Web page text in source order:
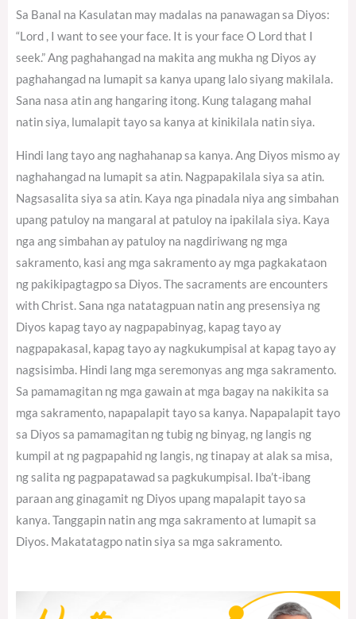
Sa Banal na Kasulatan may madalas na panawagan sa Diyos:
“Lord , I want to see your face. It is your face O Lord that I
seek.” Ang paghahangad na makita ang mukha ng Diyos ay
paghahangad na lumapit sa kanya upang lalo siyang makilala.
Sana nasa atin ang hangaring itong. Kung talagang mahal
natin siya, lumalapit tayo sa kanya at kinikilala natin siya.
Hindi lang tayo ang naghahanap sa kanya. Ang Diyos mismo ay
naghahangad na lumapit sa atin. Nagpapakilala siya sa atin.
Nagsasalita siya sa atin. Kaya nga pinadala niya ang simbahan
upang patuloy na mangaral at patuloy na ipakilala siya. Kaya
nga ang simbahan ay patuloy na nagdiriwang ng mga
sakramento, kasi ang mga sakramento ay mga pagkakataon
ng pakikipagtagpo sa Diyos. The sacraments are encounters
with Christ. Sana nga natatagpuan natin ang presensiya ng
Diyos kapag tayo ay nagpapabinyag, kapag tayo ay
nagpapakasal, kapag tayo ay nagkukumpisal at kapag tayo ay
nagsisimba. Hindi lang mga seremonyas ang mga sakramento.
Sa pamamagitan ng mga gawain at mga bagay na nakikita sa
mga sakramento, napapalapit tayo sa kanya. Napapalapit tayo
sa Diyos sa pamamagitan ng tubig ng binyag, ng langis ng
kumpil at ng pagpapahid ng langis, ng tinapay at alak sa misa,
ng salita ng pagpapatawad sa pagkukumpisal. Iba’t-ibang
paraan ang ginagamit ng Diyos upang mapalapit tayo sa
kanya. Tanggapin natin ang mga sakramento at lumapit sa
Diyos. Makatatagpo natin siya sa mga sakramento.